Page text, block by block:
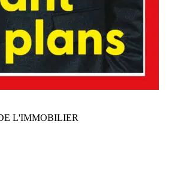
L'IMMOBILIER